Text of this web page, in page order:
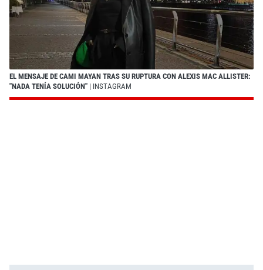
EL MENSAJE DE CAMI MAYAN TRAS SU RUPTURA CON ALEXIS MAC ALLISTER:
"NADA TENÍA SOLUCIÓN" | INSTAGRAM